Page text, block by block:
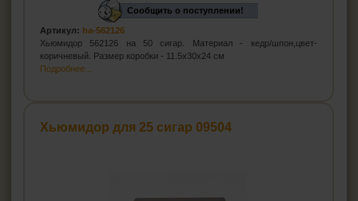
Сообщить о поступлении!
Артикул: ha-562126
Хьюмидор 562126 на 50 сигар. Материал - кедр/шпон,цвет-
коричневый. Размер коробки - 11.5х30х24 см
Подробнее...
Хьюмидор для 25 сигар 09504